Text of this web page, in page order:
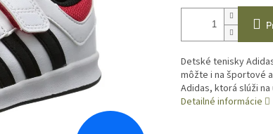
Detské tenisky
môžte i na športové
Adidas, ktorá slúži
Detailné informácie